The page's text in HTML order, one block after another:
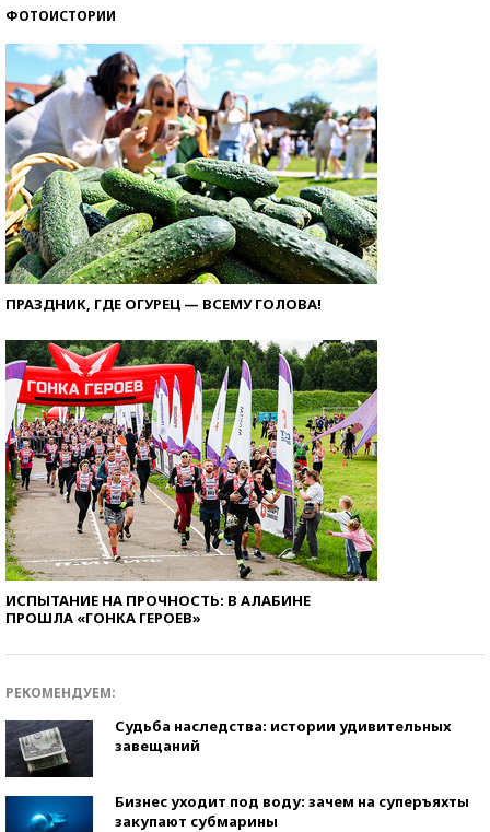
ФОТОИСТОРИИ
ПРАЗДНИК, ГДЕ ОГУРЕЦ — ВСЕМУ ГОЛОВА!
ИСПЫТАНИЕ НА ПРОЧНОСТЬ: В АЛАБИНЕ
ПРОШЛА «ГОНКА ГЕРОЕВ»
РЕКОМЕНДУЕМ:
Судьба наследства: истории удивительных
завещаний
Бизнес уходит под воду: зачем на суперъяхты
закупают субмарины